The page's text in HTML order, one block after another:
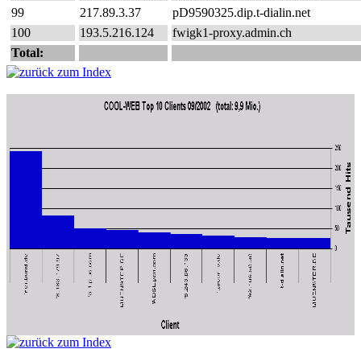
99
217.89.3.37
pD9590325.dip.t-dialin.net
100
193.5.216.124
fwigk1-proxy.admin.ch
Total: